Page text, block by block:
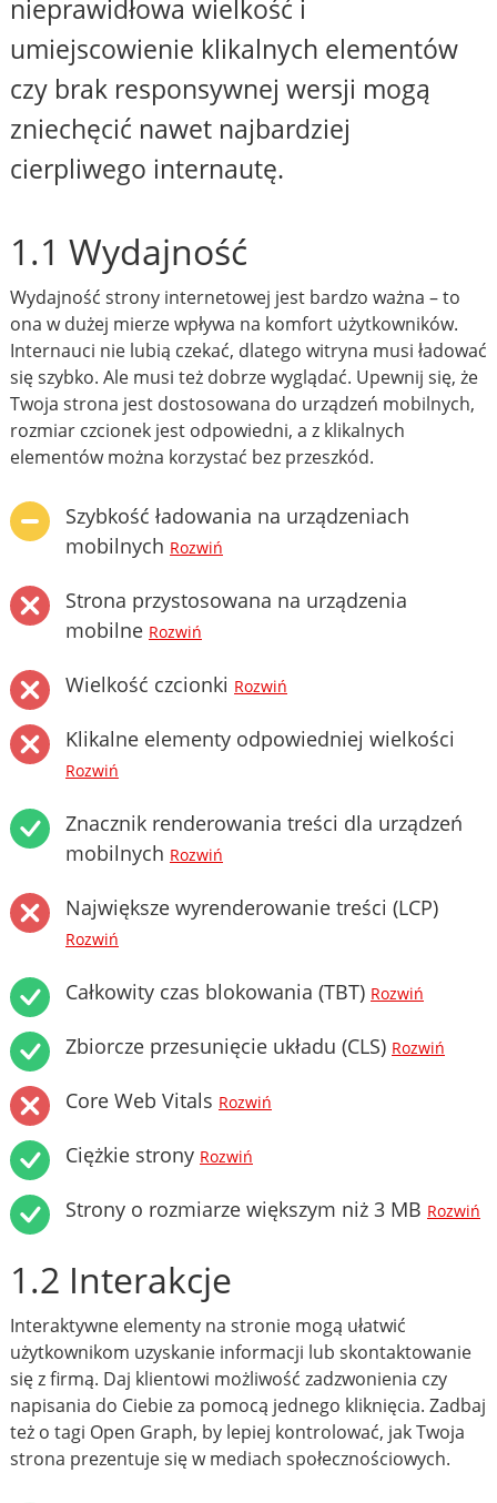
nieprawidłowa wielkość i
umiejscowienie klikalnych elementów
czy brak responsywnej wersji mogą
zniechęcić nawet najbardziej
cierpliwego internautę.
1.1 Wydajność
Wydajność strony internetowej jest bardzo ważna – to
ona w dużej mierze wpływa na komfort użytkowników.
Internauci nie lubią czekać, dlatego witryna musi ładować
się szybko. Ale musi też dobrze wyglądać. Upewnij się, że
Twoja strona jest dostosowana do urządzeń mobilnych,
rozmiar czcionek jest odpowiedni, a z klikalnych
elementów można korzystać bez przeszkód.
Szybkość ładowania na urządzeniach
mobilnych Rozwiń
Strona przystosowana na urządzenia
mobilne Rozwiń
Wielkość czcionki Rozwiń
Klikalne elementy odpowiedniej wielkości
Rozwiń
Znacznik renderowania treści dla urządzeń
mobilnych Rozwiń
Największe wyrenderowanie treści (LCP)
Rozwiń
Całkowity czas blokowania (TBT) Rozwiń
Zbiorcze przesunięcie układu (CLS) Rozwiń
Core Web Vitals Rozwiń
Ciężkie strony Rozwiń
Strony o rozmiarze większym niż 3 MB Rozwiń
1.2 Interakcje
Interaktywne elementy na stronie mogą ułatwić
użytkownikom uzyskanie informacji lub skontaktowanie
się z firmą. Daj klientowi możliwość zadzwonienia czy
napisania do Ciebie za pomocą jednego kliknięcia. Zadbaj
też o tagi Open Graph, by lepiej kontrolować, jak Twoja
strona prezentuje się w mediach społecznościowych.